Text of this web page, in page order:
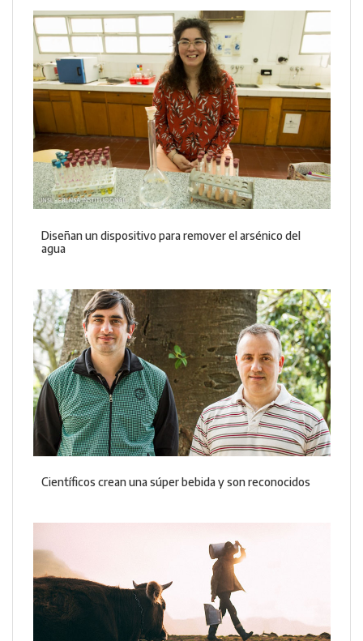
Diseñan un dispositivo para remover el arsénico del
agua
Científicos crean una súper bebida y son reconocidos